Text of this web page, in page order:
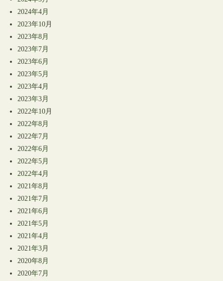
2024年4月
2023年10月
2023年8月
2023年7月
2023年6月
2023年5月
2023年4月
2023年3月
2022年10月
2022年8月
2022年7月
2022年6月
2022年5月
2022年4月
2021年8月
2021年7月
2021年6月
2021年5月
2021年4月
2021年3月
2020年8月
2020年7月